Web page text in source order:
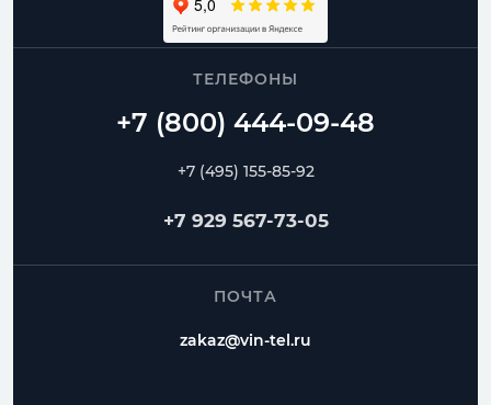
ТЕЛЕФОНЫ
+7 (495) 155-85-92
+7 929 567-73-05
ПОЧТА
zakaz@vin-tel.ru